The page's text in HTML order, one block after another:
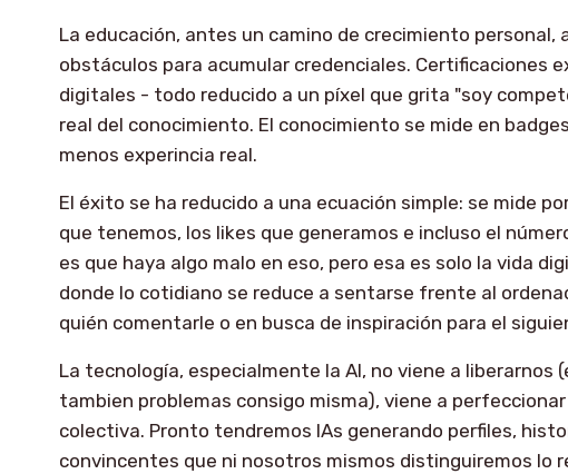
La educación, antes un camino de crecimiento personal,
obstáculos para acumular credenciales. Certificaciones
digitales - todo reducido a un píxel que grita "soy
real del conocimiento. El conocimiento se mide en
menos experincia real.
El éxito se ha reducido a una ecuación simple: se mide
que tenemos, los likes que generamos e incluso el
es que haya algo malo en eso, pero esa es solo la vida
donde lo cotidiano se reduce a sentarse frente al
quién comentarle o en busca de inspiración para el
La tecnología, especialmente la AI, no viene a liberarnos
tambien problemas consigo misma), viene a
colectiva. Pronto tendremos IAs generando perfiles,
convincentes que ni nosotros mismos distinguiremos lo